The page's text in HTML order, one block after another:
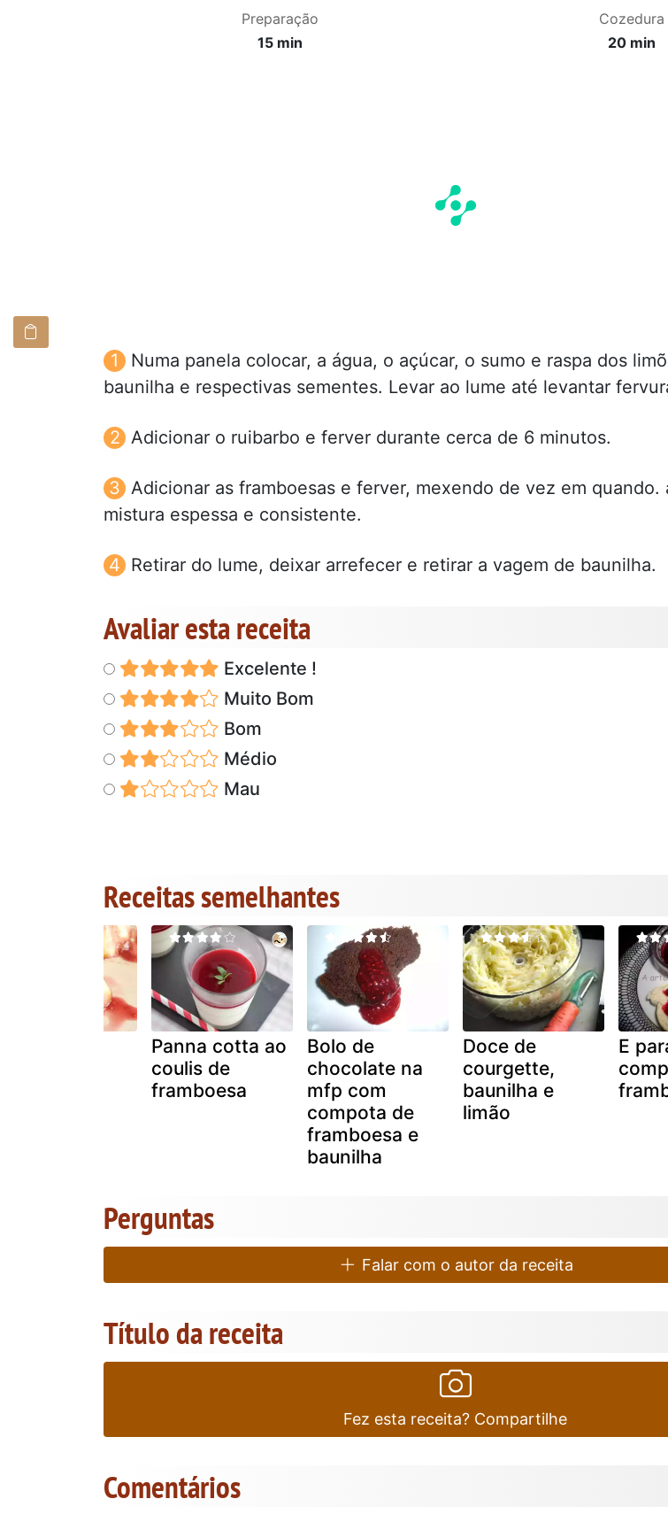
Preparação
15 min
Cozedura
20 min
Numa panela colocar, a água, o açúcar, o sumo e raspa dos
baunilha e respectivas sementes. Levar ao lume até levantar
Adicionar o ruibarbo e ferver durante cerca de 6 minutos.
Adicionar as framboesas e ferver, mexendo de vez em quando.
mistura espessa e consistente.
Retirar do lume, deixar arrefecer e retirar a vagem de baunilha.
Avaliar esta receita
Excelente !
Muito Bom
Bom
Médio
Mau
Receitas semelhantes
Panna cotta ao
coulis de
framboesa
Bolo de
chocolate na
mfp com
compota de
framboesa e
baunilha
Doce de
courgette,
baunilha e
limão
E
Perguntas
Falar com o autor da receita
Título da receita
Fez esta receita? Compartilhe
Comentários